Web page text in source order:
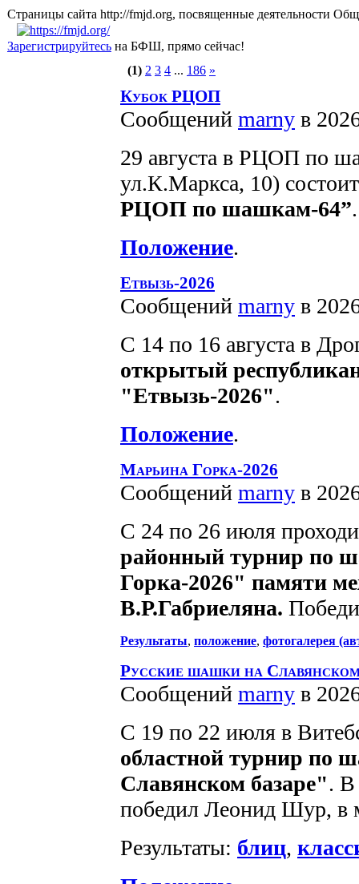
Страницы сайта http://fmjd.org, посвященные
Зарегистрируйтесь на БФШ, прямо сейчас!
(1) 2 3 4 ... 186 »
Кубок РЦОП
Сообщений marny в
29 августа в РЦОП по
ул.К.Маркса, 10)
РЦОП по шашкам-64”.
Положение.
Етвызь-2026
Сообщений marny в
С 14 по 16 августа в
открытый
"Етвызь-2026".
Положение.
Марьина Горка-2026
Сообщений marny в
С 24 по 26 июля
районный турнир по
Горка-2026" памяти
В.Р.Габриеляна.
Результаты, положение, фотогалерея
Русские шашки на Славянском
Сообщений marny в
С 19 по 22 июля в
областной турнир по
Славянском базаре". В
победил Леонид Шур, в
Результаты: блиц,